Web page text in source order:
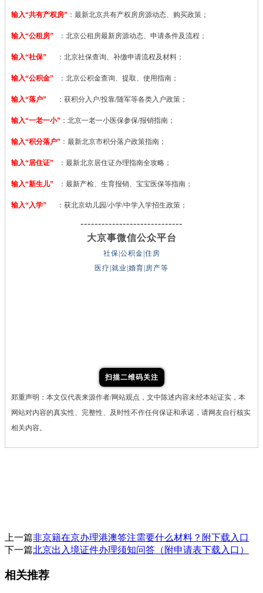
输入“共有产权房” ：最新北京共有产权房房源动态、购买政策；
输入“公租房” ：北京公租房最新房源动态、申请条件及流程；
输入“社保” ：北京社保查询、补缴申请流程及材料；
输入“公积金” ：北京公积金查询、提取、使用指南；
输入“落户” ：获积分入户/投靠/随军等各类入户政策；
输入“一老一小” ：北京一老一小医保参保/报销指南；
输入“积分落户” ：最新北京市积分落户政策指南；
输入“居住证” ：最新北京居住证办理指南全攻略；
输入“新生儿” ：最新产检、生育报销、宝宝医保等指南；
输入“入学” ：获北京幼儿园/小学/中学入学招生政策；
-----------------------------
大京事微信公众平台
社保|公积金|住房
医疗|就业|婚育|房产等
扫描二维码关注
郑重声明：本文仅代表来源作者/网站观点，文中陈述内容未经本站证实，本
网站对内容的真实性、完整性、及时性不作任何保证和承诺，请网友自行核实
相关内容。
上一篇非京籍在京办理港澳签注需要什么材料？附下载入口
下一篇北京出入境证件办理须知问答（附申请表下载入口）
相关推荐